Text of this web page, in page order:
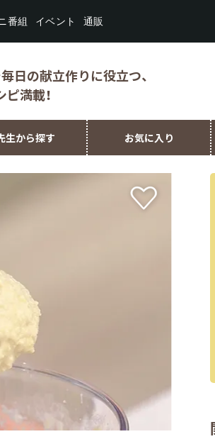
番組 イベント 通販
日の献立作りに役立つ、
満載！
生から探す お気に入り